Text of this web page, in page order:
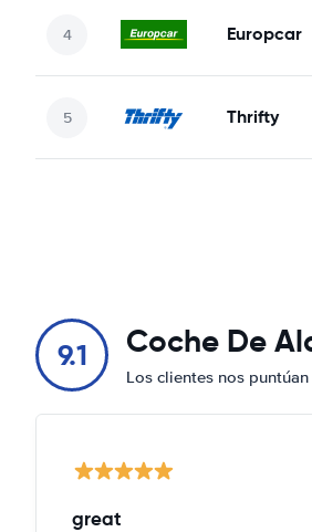
Europcar
Thrifty
9.1 Coche De
Los clientes nos
great